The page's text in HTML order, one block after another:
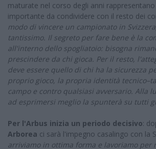
maturate nel corso degli anni
importante da condividere con il resto dei
modo di vincere un campionato in
tantissimo. Il segreto per fare bene è la
all'interno dello spogliatoio: bisogna
prescindere da chi gioca. Per il resto,
deve essere quello di chi ha la sicurezza
proprio gioco, la propria identità
campo e contro qualsiasi avversario. Alla
ad esprimersi meglio la spunterà su tutti
Per l'Arbus inizia un periodo decisivo:
Arborea ci sarà l'impegno casalingo con la
arriviamo in ottima forma e lavoriamo per